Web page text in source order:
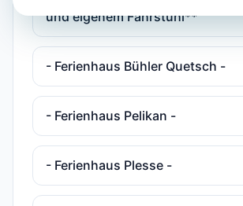
und eigenem Fahrstuhl**
- Ferienhaus Bühler Quetsch -
- Ferienhaus Pelikan -
- Ferienhaus Plesse -